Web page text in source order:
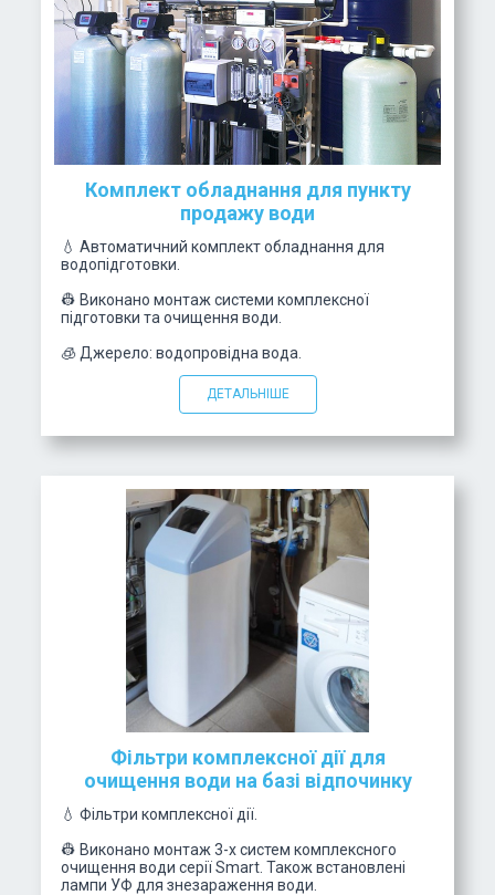
Комплект обладнання для пункту
продажу води
💧 Автоматичний комплект обладнання для
водопідготовки.
👷 Виконано монтаж системи комплексної
підготовки та очищення води.
🧊 Джерело: водопровідна вода.
ДЕТАЛЬНІШЕ
Фільтри комплексної дії для
очищення води на базі відпочинку
💧 Фільтри комплексної дії.
👷 Виконано монтаж 3-х систем комплексного
очищення води серії Smart. Також встановлені
лампи УФ для знезараження води.